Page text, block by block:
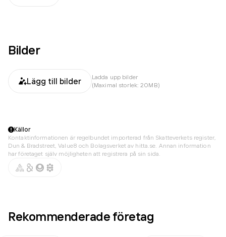
Bilder
Lägg till bilder
Ladda upp bilder
(Maximal storlek: 20MB)
Källor
Kontaktinformationen är regelbundet importerad från Skatteverkets register,
Dun & Bradstreet, Value8 och Bolagsverket av hitta.se. Annan information
har företaget själv möjligheten att registrera på sin sida.
Rekommenderade företag